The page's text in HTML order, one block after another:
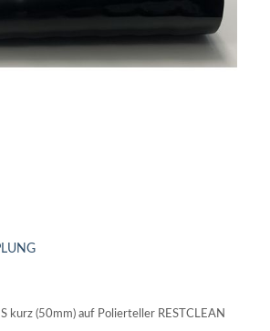
kurz (50mm) auf Polierteller RESTCLEAN